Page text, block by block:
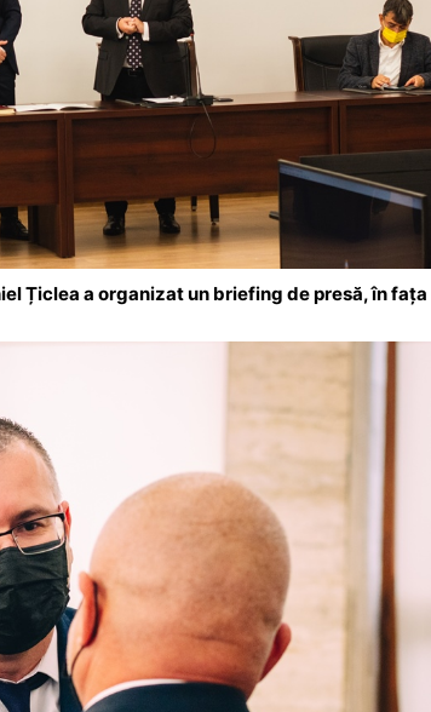
Țiclea a organizat un briefing de presă, în fața